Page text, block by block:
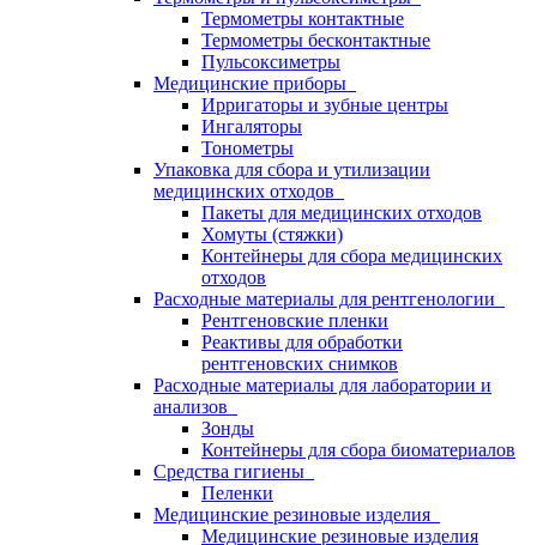
Термометры контактные
Термометры бесконтактные
Пульсоксиметры
Медицинские приборы
Ирригаторы и зубные центры
Ингаляторы
Тонометры
Упаковка для сбора и утилизации
медицинских отходов
Пакеты для медицинских отходов
Хомуты (стяжки)
Контейнеры для сбора медицинских
отходов
Расходные материалы для рентгенологии
Рентгеновские пленки
Реактивы для обработки
рентгеновских снимков
Расходные материалы для лаборатории и
анализов
Зонды
Контейнеры для сбора биоматериалов
Средства гигиены
Пеленки
Медицинские резиновые изделия
Медицинские резиновые изделия